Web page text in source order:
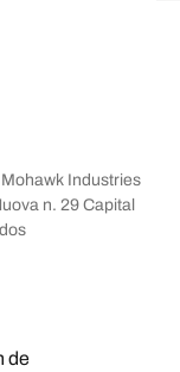
Industries
n. 29 Capital
de